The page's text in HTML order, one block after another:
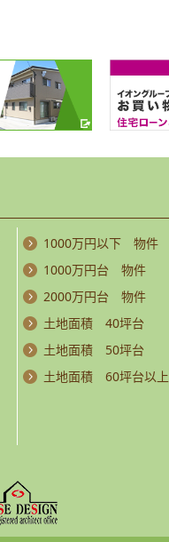
1000万円以下 物件
1000万円台 物件
2000万円台 物件
土地面積 40坪台
土地面積 50坪台
土地面積 60坪台以上